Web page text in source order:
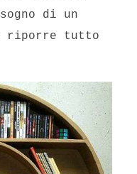
di un
riporre tutto